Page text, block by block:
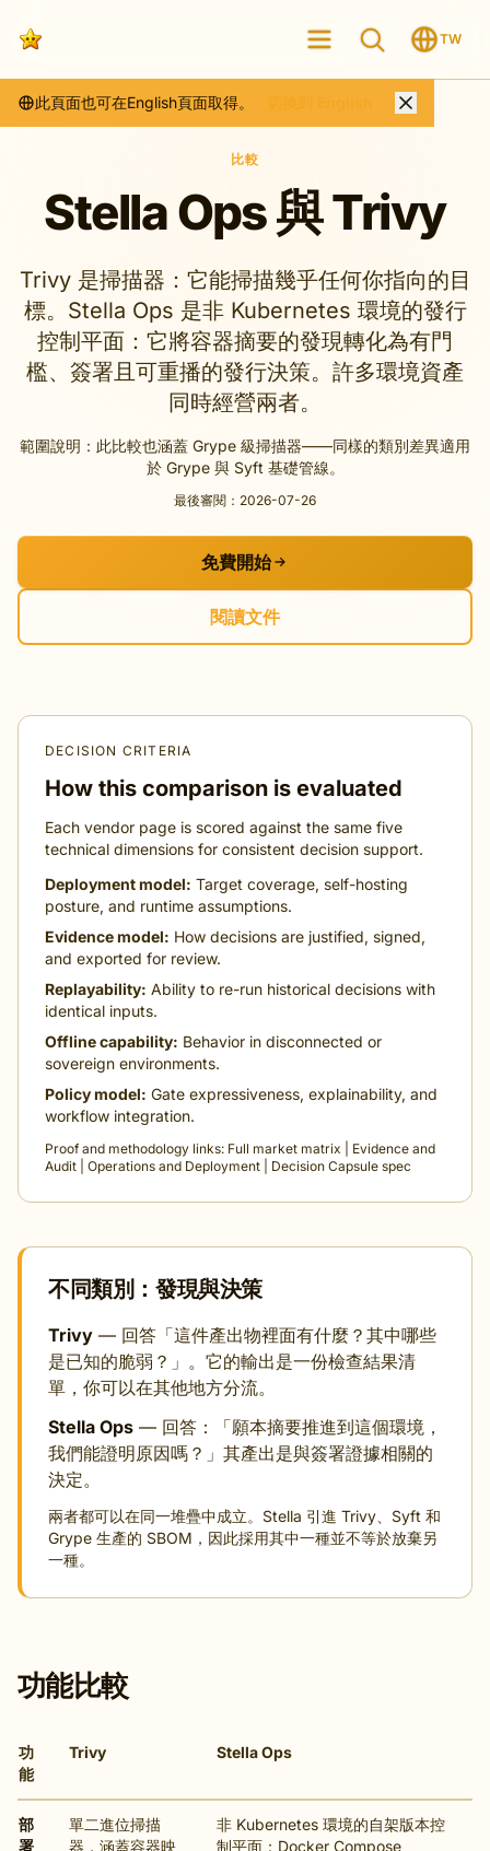
TW
比較
Stella Ops 與 Trivy
Trivy 是掃描器：它能掃描幾乎任何你指向的目
標。Stella Ops 是非 Kubernetes 環境的發行
控制平面：它將容器摘要的發現轉化為有門
檻、簽署且可重播的發行決策。許多環境資產
同時經營兩者。
範圍說明：此比較也涵蓋 Grype 級掃描器——同樣的類別差異適用
於 Grype 與 Syft 基礎管線。
最後審閱：2026-07-26
免費開始
閱讀文件
DECISION CRITERIA
How this comparison is evaluated
Each vendor page is scored against the same five
technical dimensions for consistent decision support.
Deployment model: Target coverage, self-hosting
posture, and runtime assumptions.
Evidence model: How decisions are justified, signed,
and exported for review.
Replayability: Ability to re-run historical decisions with
identical inputs.
Offline capability: Behavior in disconnected or
sovereign environments.
Policy model: Gate expressiveness, explainability, and
workflow integration.
Proof and methodology links: Full market matrix
Evidence and
Audit
Operations and Deployment Decision Capsule spec
不同類別：發現與決策
Trivy — 回答「這件產出物裡面有什麼？其中哪些
是已知的脆弱？」。它的輸出是一份檢查結果清
單，你可以在其他地方分流。
Stella Ops — 回答：「願本摘要推進到這個環境，
我們能證明原因嗎？」其產出是與簽署證據相關的
決定。
兩者都可以在同一堆疊中成立。Stella 引進 Trivy、Syft 和
Grype 生產的 SBOM，因此採用其中一種並不等於放棄另
一種。
功能比較
功
能
Trivy Stella Ops
部
署
單二進位掃描
器，涵蓋容器映
非 Kubernetes 環境的自架版本控
制平面：Docker Compose、
此頁面也可在English頁面取得。